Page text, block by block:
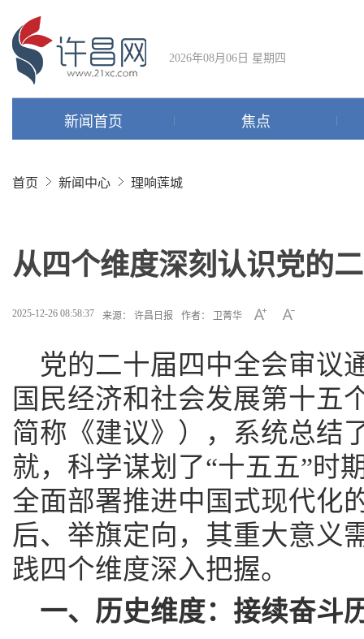
2026年08月06日 星期四
新闻首页 焦点
首页 新闻中心 理响莲城
从四个维度深刻认识党的
2025-12-26 08:58:37 来源： 许昌日报 作者： 卫菁华
党的二十届四中全会审议
国民经济和社会发展第十五
简称《建议》），系统总结
就，科学谋划了“十五五”时
全面部署推进中国式现代化
后、举旗定向，其重大意义
践四个维度深入把握。
一、历史维度：接续奋斗